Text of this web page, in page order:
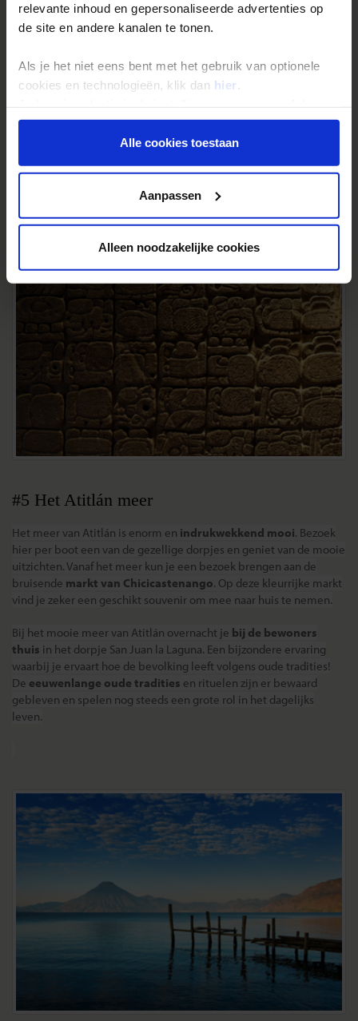
relevante inhoud en gepersonaliseerde advertenties op
de site en andere kanalen te tonen.
Als je het niet eens bent met het gebruik van optionele
cookies en technologieën, klik dan hier
onder aan de pagina op elk gewenst moment voor de
toekomst wijzigen.Alle cookies toestaan
Aanpassen
Alleen noodzakelijke cookies
#5 Het Atitlán meer
Het meer van Atitlán is enorm en indrukwekkend mooi. Bezoek
hier per boot een van de gezellige dorpjes en geniet van de mooie
uitzichten. Vanaf het meer kun je een bezoek brengen aan de
bruisende markt van Chicicastenango. Op deze kleurrijke markt
vind je zeker een geschikt souvenir om mee naar huis te nemen.
Bij het mooie meer van Atitlán overnacht je bij de bewoners
thuis in het dorpje San Juan la Laguna. Een bijzondere ervaring
waarbij je ervaart hoe de bevolking leeft volgens oude tradities!
De eeuwenlange oude tradities en rituelen zijn er bewaard
gebleven en spelen nog steeds een grote rol in het dagelijks
leven.